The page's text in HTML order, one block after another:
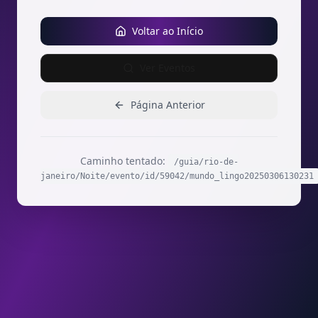
Voltar ao Início
Página Anterior
Caminho tentado:
/guia/rio-de-
janeiro/Noite/evento/id/59042/mundo_lingo20250306130231